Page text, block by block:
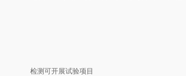
检测可开展试验项目